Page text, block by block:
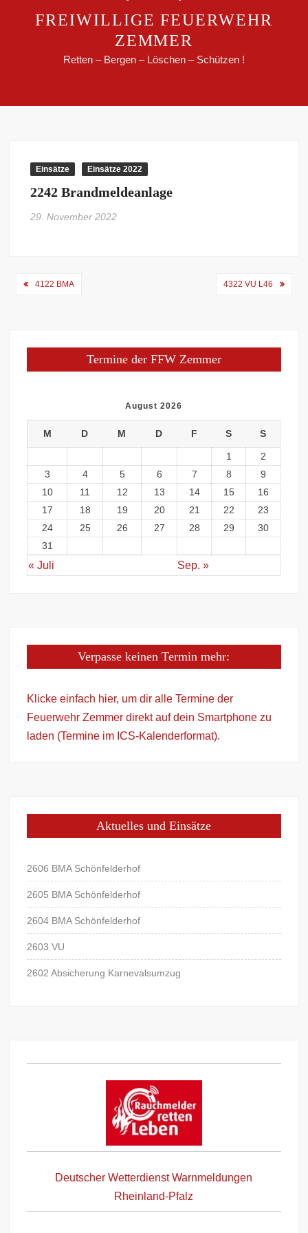
FREIWILLIGE FEUERWEHR
ZEMMER
Retten – Bergen – Löschen – Schützen !
Einsätze Einsätze 2022
2242 Brandmeldeanlage
29. November 2022
Beitragsnavigation
4122 BMA 4322 VU L46
Termine der FFW Zemmer
August 2026
M D M D F S S
1
2
3
4 5 6 7 8
9
10
11 12 13 14 15
16
17
18 19 20 21 22
23
24
25 26 27 28 29
30
31
« Juli Sep. »
Verpasse keinen Termin mehr:
Klicke einfach hier, um dir alle Termine der
Feuerwehr Zemmer direkt auf dein Smartphone zu
laden (Termine im ICS-Kalenderformat).
Aktuelles und Einsätze
2606 BMA Schönfelderhof
2605 BMA Schönfelderhof
2604 BMA Schönfelderhof
2603 VU
2602 Absicherung Karnevalsumzug
Deutscher Wetterdienst Warnmeldungen
Rheinland-Pfalz